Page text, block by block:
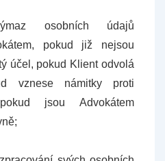
osobních údajů
pokud již nejsou
účel, pokud Klient odvolá
vznese námitky proti
jsou Advokátem